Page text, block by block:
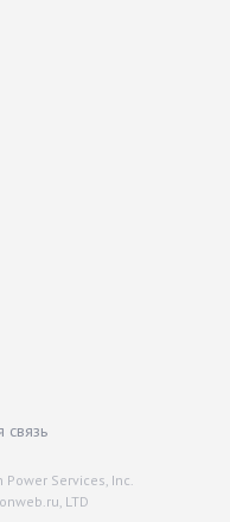
связь
Services, Inc.
LTD